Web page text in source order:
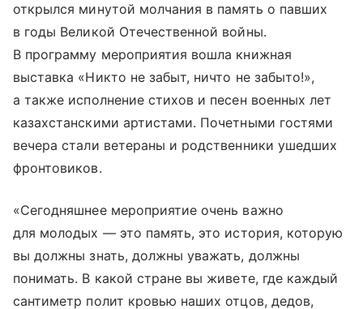
открылся минутой молчания в память о павших
в годы Великой Отечественной войны.
В программу мероприятия вошла книжная
выставка «Никто не забыт, ничто не забыто!»,
а также исполнение стихов и песен военных лет
казахстанскими артистами. Почетными гостями
вечера стали ветераны и родственники ушедших
фронтовиков.
«Сегодняшнее мероприятие очень важно
для молодых — это память, это история, которую
вы должны знать, должны уважать, должны
понимать. В какой стране вы живете, где каждый
сантиметр полит кровью наших отцов, дедов,